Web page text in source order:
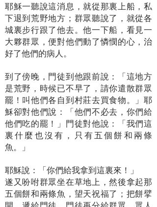
耶穌一聽說這消息，就從那裏上船，私
下退到荒野地方；群眾聽說了，就從各
城裏步行跟了他去。他一下船，看見一
大夥群眾，便對他們動了憐憫的心，治
好了他們的病人。
到了傍晚，門徒到他跟前說：「這地方
是荒野，時候已不早了，請你遣散群眾
罷！叫他們各自到村莊去買食物。」耶
穌卻對他們說：「他們不必去，你們給
他們吃的罷！」門徒對他說：「我們這
裏什麼也沒有，只有五個餅和兩條
魚。」
耶穌說：「你們給我拿到這裏來！」
遂又吩咐群眾坐在草地上，然後拿起那
五個餅和兩條魚，望天祝福了；把餅擘